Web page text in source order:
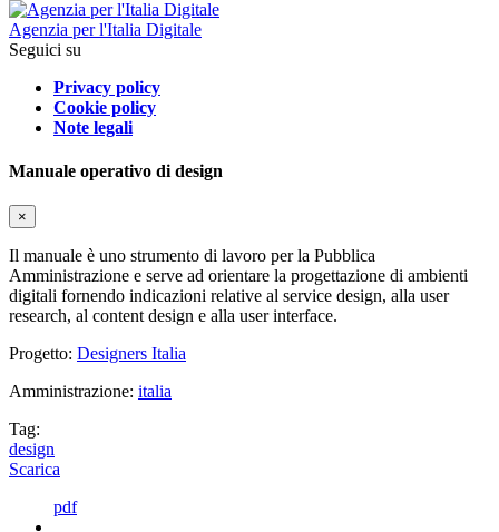
Agenzia per l'Italia Digitale
Seguici su
Privacy policy
Cookie policy
Note legali
Manuale operativo di design
×
Il manuale è uno strumento di lavoro per la Pubblica
Amministrazione e serve ad orientare la progettazione di ambienti
digitali fornendo indicazioni relative al service design, alla user
research, al content design e alla user interface.
Progetto: Designers Italia
Amministrazione: italia
Tag:
design
Scarica
pdf